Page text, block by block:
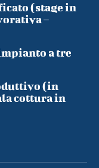
(stage in
–
a tre
(in
cottura in